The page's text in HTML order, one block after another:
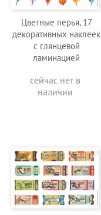
Цветные перья, 17
декоративных наклеек
с глянцевой
ламинацией
сейчас нет в
наличии